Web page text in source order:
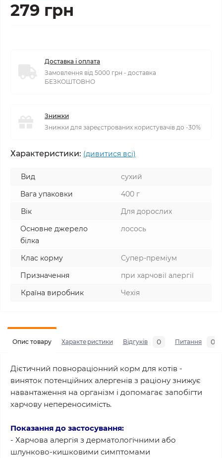
279 грн
Доставка і оплата
Замовлення від 5000 грн - доставка
БЕЗКОШТОВНО
Знижки
Знижки для зареєстрованих користувачів до -30%
Характеристики: (дивитися всі)
Вид
сухий
Вага упаковки
400 г
Вік
Для дорослих
Основне джерело
білка
лосось
Клас корму
Супер-преміум
Призначення
при харчовії алергії
Країна виробник
Чехія
Опис товару Характеристики Відгуків 0 Питання 0
Дієтичний повнораціонний корм для котів -
виняток потенційних алергенів з раціону знижує
навантаження на організм і допомагає запобігти
харчову непереносимість.
Показання до застосування:
- Харчова алергія з дерматологічними або
шлунково-кишковими симптомами